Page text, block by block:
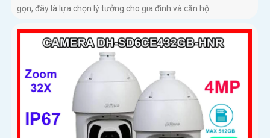
gọn, đây là lựa chọn lý tưởng cho gia đình và căn hộ